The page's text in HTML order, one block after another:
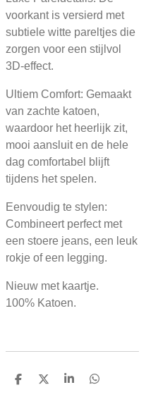
voorkant is versierd met
subtiele witte pareltjes die
zorgen voor een stijlvol
3D-effect.
Ultiem Comfort: Gemaakt
van zachte katoen,
waardoor het heerlijk zit,
mooi aansluit en de hele
dag comfortabel blijft
tijdens het spelen.
Eenvoudig te stylen:
Combineert perfect met
een stoere jeans, een leuk
rokje of een legging.
Nieuw met kaartje.
100% Katoen.
D
D
S
D